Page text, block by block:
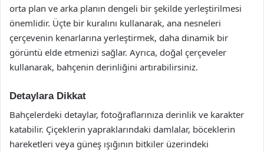
orta plan ve arka planın dengeli bir şekilde yerleştirilmesi
önemlidir. Üçte bir kuralını kullanarak, ana nesneleri
çerçevenin kenarlarına yerleştirmek, daha dinamik bir
görüntü elde etmenizi sağlar. Ayrıca, doğal çerçeveler
kullanarak, bahçenin derinliğini artırabilirsiniz.
Detaylara Dikkat
Bahçelerdeki detaylar, fotoğraflarınıza derinlik ve karakter
katabilir. Çiçeklerin yapraklarındaki damlalar, böceklerin
hareketleri veya güneş ışığının bitkiler üzerindeki